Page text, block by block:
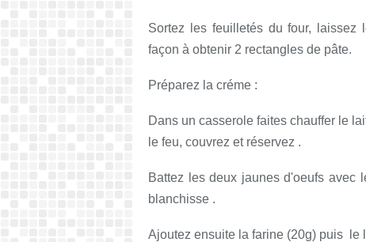
Sortez les feuilletés du four, laissez
façon à obtenir 2 rectangles de pâte.
Préparez la créme :
Dans un casserole faites chauffer le
le feu, couvrez et réservez .
Battez les deux jaunes d'oeufs avec
blanchisse .
Ajoutez ensuite la farine (20g) puis le